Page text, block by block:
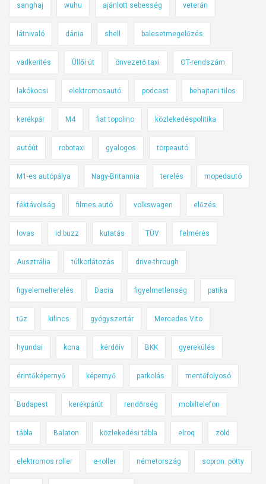
sanghaj wuhu ajánlott sebesség veterán
látnivaló dánia shell balesetmegelőzés
vadkerítés Üllői út önvezető taxi OT-rendszám
lakókocsi elektromosautó podcast behajtani tilos
kerékpár M4 fiat topolino közlekedéspolitika
autóút robotaxi gyalogos törpeautó
M1-es autópálya Nagy-Britannia terelés mopedautó
féktávolság filmes autó volkswagen előzés
lovas id buzz kutatás TÜV felmérés
Ausztrália túlkorlátozás drive-through
figyelemelterelés Dacia figyelmetlenség patika
tűz kilincs gyógyszertár Mercedes Vito
hyundai kona kérdőív BKK gyerekülés
érintőképernyő képernyő parkolás mentőfolyosó
Budapest kerékpárút rendőrség mobiltelefon
tábla Balaton közlekedési tábla elroq zöld
elektromos roller e-roller németország sopron. pötty